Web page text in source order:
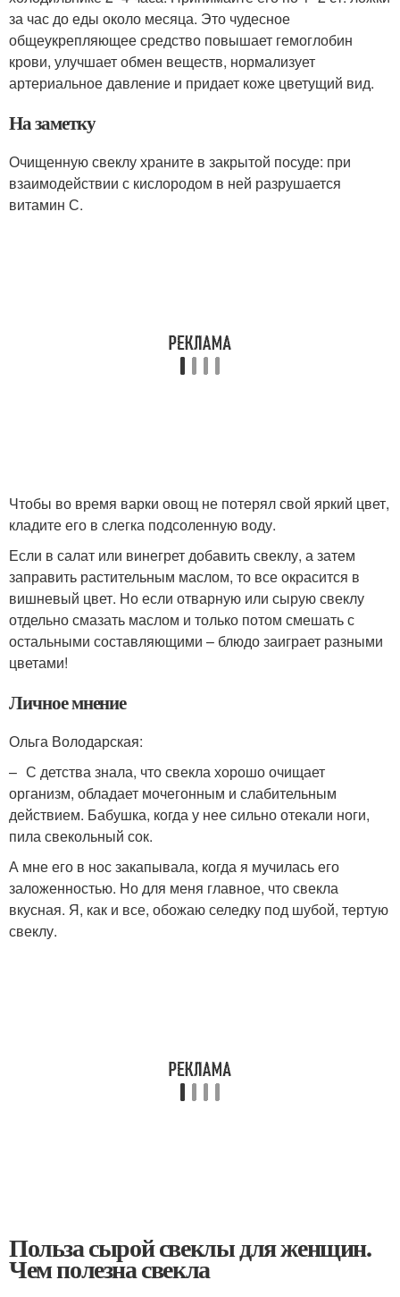
за час до еды около месяца. Это чудесное
общеукрепляющее средство повышает гемоглобин
крови, улучшает обмен веществ, нормализует
артериальное давление и придает коже цветущий вид.
На заметку
Очищенную свеклу храните в закрытой посуде: при
взаимодействии с кислородом в ней разрушается
витамин С.
Чтобы во время варки овощ не потерял свой яркий цвет,
кладите его в слегка подсоленную воду.
Если в салат или винегрет добавить свеклу, а затем
заправить растительным маслом, то все окрасится в
вишневый цвет. Но если отварную или сырую свеклу
отдельно смазать маслом и только потом смешать с
остальными составляющими – блюдо заиграет разными
цветами!
Личное мнение
​Ольга Володарская:
– С детства знала, что свекла хорошо очищает
организм, обладает мочегонным и слабительным
действием. Бабушка, когда у нее сильно отекали ноги,
пила свекольный сок.
А мне его в нос закапывала, когда я мучилась его
заложенностью. Но для меня главное, что свекла
вкусная. Я, как и все, обожаю селедку под шубой, тертую
свеклу.
Польза сырой свеклы для женщин.
Чем полезна свекла